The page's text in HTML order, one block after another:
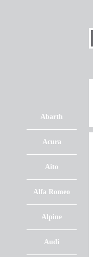
Abarth
Acura
Aito
Alfa Romeo
Alpine
Audi